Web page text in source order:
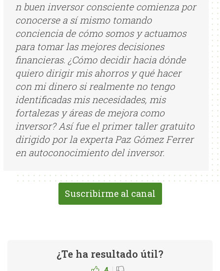
n buen inversor consciente comienza por
conocerse a sí mismo tomando
conciencia de cómo somos y actuamos
para tomar las mejores decisiones
financieras. ¿Cómo decidir hacia dónde
quiero dirigir mis ahorros y qué hacer
con mi dinero si realmente no tengo
identificadas mis necesidades, mis
fortalezas y áreas de mejora como
inversor? Así fue el primer taller gratuito
dirigido por la experta Paz Gómez Ferrer
en autoconocimiento del inversor.
Suscribirme al canal
¿Te ha resultado útil?